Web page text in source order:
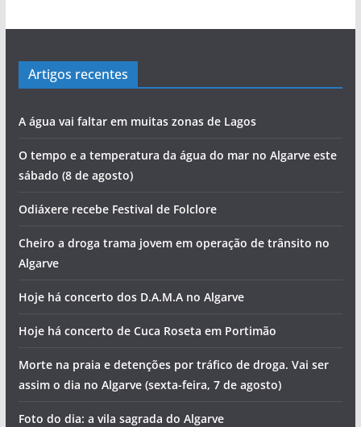
Artigos recentes
A água vai faltar em muitas zonas de Lagos
O tempo e a temperatura da água do mar no Algarve este
sábado (8 de agosto)
Odiáxere recebe Festival de Folclore
Cheiro a droga trama jovem em operação de trânsito no
Algarve
Hoje há concerto dos D.A.M.A no Algarve
Hoje há concerto de Cuca Roseta em Portimão
Morte na praia e detenções por tráfico de droga. Vai ser
assim o dia no Algarve (sexta-feira, 7 de agosto)
Foto do dia: a vila sagrada do Algarve